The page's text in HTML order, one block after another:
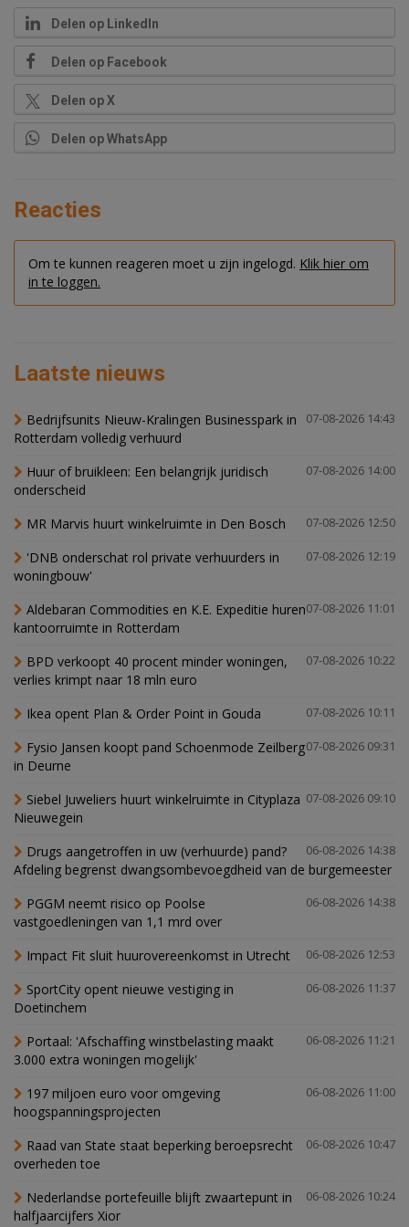
Delen op LinkedIn
Delen op Facebook
Delen op X
Delen op WhatsApp
Reacties
Om te kunnen reageren moet u zijn ingelogd. Klik hier om
in te loggen.
Laatste nieuws
07-08-2026 14:43
Bedrijfsunits Nieuw-Kralingen Businesspark in
Rotterdam volledig verhuurd
07-08-2026 14:00
Huur of bruikleen: Een belangrijk juridisch
onderscheid
07-08-2026 12:50
MR Marvis huurt winkelruimte in Den Bosch
07-08-2026 12:19
'DNB onderschat rol private verhuurders in
woningbouw'
07-08-2026 11:01
Aldebaran Commodities en K.E. Expeditie huren
kantoorruimte in Rotterdam
07-08-2026 10:22
BPD verkoopt 40 procent minder woningen,
verlies krimpt naar 18 mln euro
07-08-2026 10:11
Ikea opent Plan & Order Point in Gouda
07-08-2026 09:31
Fysio Jansen koopt pand Schoenmode Zeilberg
in Deurne
07-08-2026 09:10
Siebel Juweliers huurt winkelruimte in Cityplaza
Nieuwegein
06-08-2026 14:38
Drugs aangetroffen in uw (verhuurde) pand?
Afdeling begrenst dwangsombevoegdheid van de burgemeester
06-08-2026 14:38
PGGM neemt risico op Poolse
vastgoedleningen van 1,1 mrd over
06-08-2026 12:53
Impact Fit sluit huurovereenkomst in Utrecht
06-08-2026 11:37
SportCity opent nieuwe vestiging in
Doetinchem
06-08-2026 11:21
Portaal: 'Afschaffing winstbelasting maakt
3.000 extra woningen mogelijk'
06-08-2026 11:00
197 miljoen euro voor omgeving
hoogspanningsprojecten
06-08-2026 10:47
Raad van State staat beperking beroepsrecht
overheden toe
06-08-2026 10:24
Nederlandse portefeuille blijft zwaartepunt in
halfjaarcijfers Xior